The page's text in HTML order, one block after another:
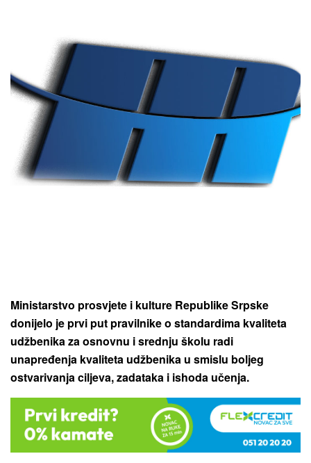
Ministarstvo prosvjete i kulture Republike Srpske
donijelo je prvi put pravilnike o standardima kvaliteta
udžbenika za osnovnu i srednju školu radi
unapređenja kvaliteta udžbenika u smislu boljeg
ostvarivanja ciljeva, zadataka i ishoda učenja.